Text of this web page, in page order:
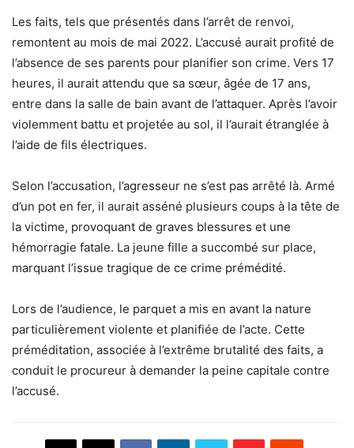
Les faits, tels que présentés dans l’arrêt de renvoi,
remontent au mois de mai 2022. L’accusé aurait profité de
l’absence de ses parents pour planifier son crime. Vers 17
heures, il aurait attendu que sa sœur, âgée de 17 ans,
entre dans la salle de bain avant de l’attaquer. Après l’avoir
violemment battu et projetée au sol, il l’aurait étranglée à
l’aide de fils électriques.
Selon l’accusation, l’agresseur ne s’est pas arrêté là. Armé
d’un pot en fer, il aurait asséné plusieurs coups à la tête de
la victime, provoquant de graves blessures et une
hémorragie fatale. La jeune fille a succombé sur place,
marquant l’issue tragique de ce crime prémédité.
Lors de l’audience, le parquet a mis en avant la nature
particulièrement violente et planifiée de l’acte. Cette
préméditation, associée à l’extrême brutalité des faits, a
conduit le procureur à demander la peine capitale contre
l’accusé.